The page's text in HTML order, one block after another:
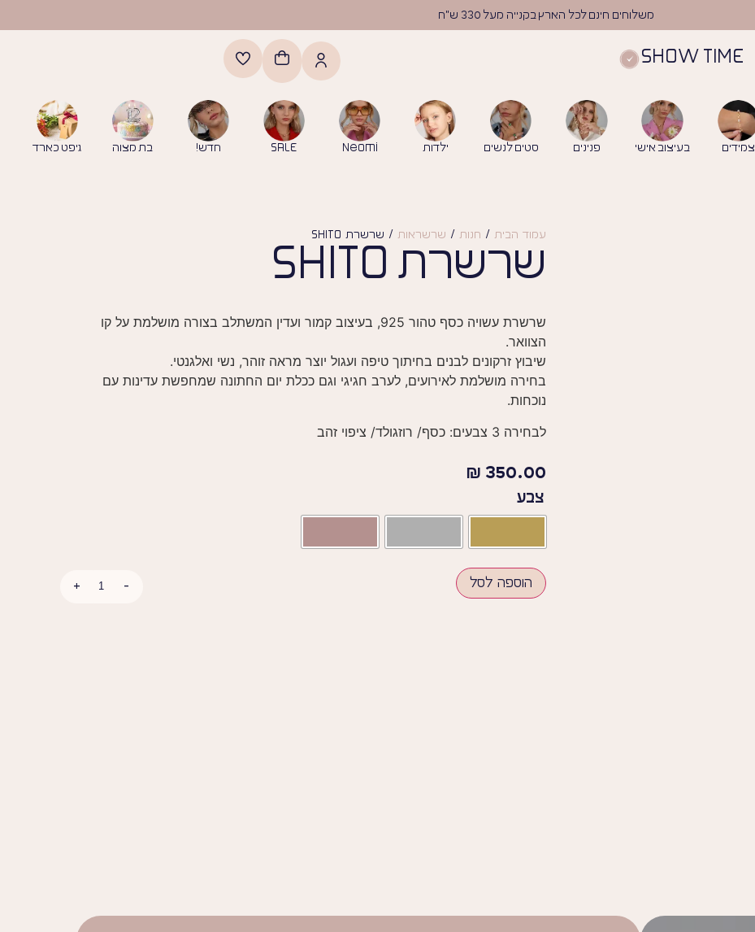
משלוחים חינם לכל הארץ בקנייה מעל 330 ש"ח
SHOW TIME
צמידים בעיצוב אישי פנינים סטים לנשים ילדות Neomi
SALE חדש! בת מצוה גיפט כארד
עמוד הבית / חנות / שרשראות / שרשרת SHITO
שרשרת SHITO
שרשרת עשויה כסף טהור 925, בעיצוב קמור ועדין המשתלב בצורה מושלמת על קו
הצוואר.
שיבוץ זרקונים לבנים בחיתוך טיפה ועגול יוצר מראה זוהר, נשי ואלגנטי.
בחירה מושלמת לאירועים, לערב חגיגי וגם ככלת יום החתונה שמחפשת עדינות עם
נוכחות.
לבחירה 3 צבעים: כסף/ רוזגולד/ ציפוי זהב
350.00
₪
צבע
-
+ הוספה לסל